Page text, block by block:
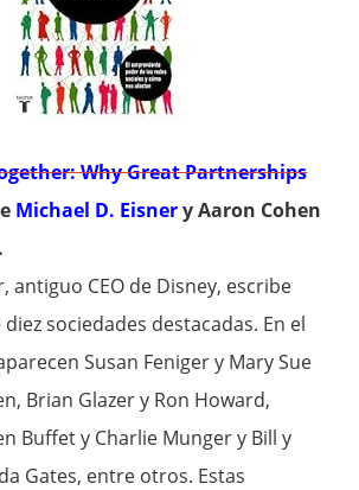
Why Great Partnerships
Michael D. Eisnery Aaron Cohen
antiguo CEO de Disney, escribe
sociedades destacadas. En el
Susan Feniger y Mary Sue
Brian Glazer y Ron Howard,
Buffet y Charlie Munger y Bill y
Gates, entre otros. Estas